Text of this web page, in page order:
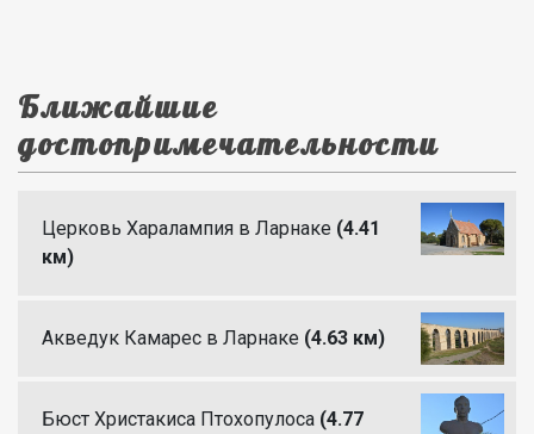
Ближайшие
достопримечательности
Церковь Харалампия в Ларнаке (4.41
км)
Акведук Камарес в Ларнаке (4.63 км)
Бюст Христакиса Птохопулоса (4.77